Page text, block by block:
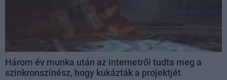
Három év munka után az internetről tudta meg a
szinkronszínész, hogy kukázták a projektjét